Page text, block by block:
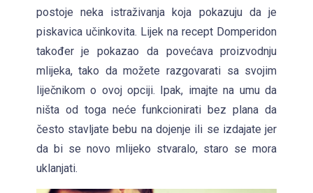
postoje neka istraživanja koja pokazuju da je
piskavica učinkovita. Lijek na recept Domperidon
također je pokazao da povećava proizvodnju
mlijeka, tako da možete razgovarati sa svojim
liječnikom o ovoj opciji. Ipak, imajte na umu da
ništa od toga neće funkcionirati bez plana da
često stavljate bebu na dojenje ili se izdajate jer
da bi se novo mlijeko stvaralo, staro se mora
uklanjati.